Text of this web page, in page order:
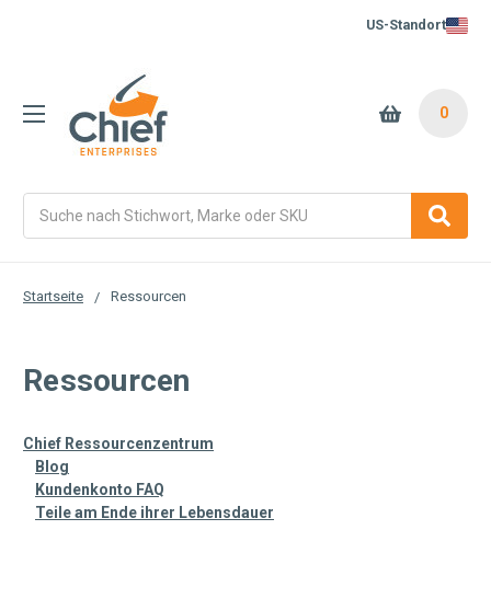
US-Standort
0
Startseite Ressourcen
Ressourcen
Chief Ressourcenzentrum
Blog
Kundenkonto FAQ
Teile am Ende ihrer Lebensdauer